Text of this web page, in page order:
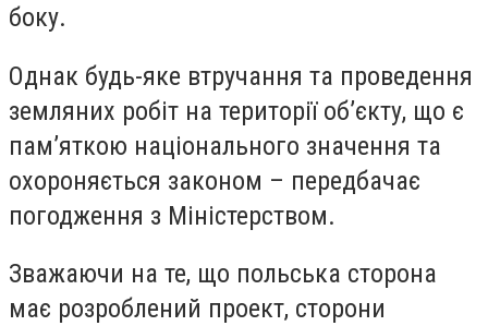
боку.
Однак будь-яке втручання та проведення
земляних робіт на території об’єкту, що є
пам’яткою національного значення та
охороняється законом – передбачає
погодження з Міністерством.
Зважаючи на те, що польська сторона
має розроблений проект, сторони